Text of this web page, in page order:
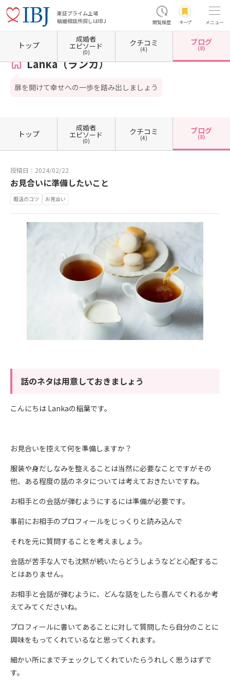
東証プライム上場
結婚相談所探しはIBJ
閲覧履歴 キープ メニュー
ホーム 茨城県の結婚相談所 茨城県結城市 Lanka（ランカ） カウンセラーブログ一覧
Lanka（ランカ）
扉を開けて幸せへの一歩を踏み出しましょう
トップ
成婚者
エピソード
(0)
クチコミ
(4)
ブログ
(8)
トップ
成婚者
エピソード
(0)
クチコミ
(4)
ブログ
(8)
投稿日：2024/02/22
お見合いに準備したいこと
婚活のコツ お見合い
話のネタは用意しておきましょう
こんにちは Lankaの稲葉です。
お見合いを控えて何を準備しますか？
服装や身だしなみを整えることは当然に必要なことですがその
他、ある程度の話のネタについては考えておきたいですね。
お相手との会話が弾むようにするには準備が必要です。
事前にお相手のプロフィールをじっくりと読み込んで
それを元に質問することを考えましょう。
会話が苦手な人でも沈黙が続いたらどうしようなどと心配するこ
とはありません。
お相手と会話が弾むように、どんな話をしたら喜んでくれるか考
えてみてくださいね。
プロフィールに書いてあることに対して質問したら自分のことに
興味をもってくれているなと思ってくれます。
細かい所にまでチェックしてくれていたらうれしく思うはずで
す。